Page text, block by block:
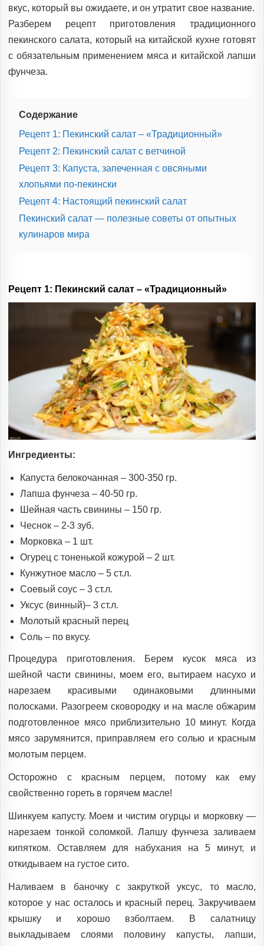
вкус, который вы ожидаете, и он утратит свое название.
Разберем рецепт приготовления традиционного
пекинского салата, который на китайской кухне готовят
с обязательным применением мяса и китайской лапши
фунчеза.
Содержание
Рецепт 1: Пекинский салат – «Традиционный»
Рецепт 2: Пекинский салат с ветчиной
Рецепт 3: Капуста, запеченная с овсяными
хлопьями по-пекински
Рецепт 4: Настоящий пекинский салат
Пекинский салат — полезные советы от опытных
кулинаров мира
Рецепт 1: Пекинский салат – «Традиционный»
Ингредиенты:
Капуста белокочанная – 300-350 гр.
Лапша фунчеза – 40-50 гр.
Шейная часть свинины – 150 гр.
Чеснок – 2-3 зуб.
Морковка – 1 шт.
Огурец с тоненькой кожурой – 2 шт.
Кунжутное масло – 5 ст.л.
Соевый соус – 3 ст.л.
Уксус (винный)– 3 ст.л.
Молотый красный перец
Соль – по вкусу.
Процедура приготовления. Берем кусок мяса из
шейной части свинины, моем его, вытираем насухо и
нарезаем красивыми одинаковыми длинными
полосками. Разогреем сковородку и на масле обжарим
подготовленное мясо приблизительно 10 минут. Когда
мясо зарумянится, приправляем его солью и красным
молотым перцем.
Осторожно с красным перцем, потому как ему
свойственно гореть в горячем масле!
Шинкуем капусту. Моем и чистим огурцы и морковку —
нарезаем тонкой соломкой. Лапшу фунчеза заливаем
кипятком. Оставляем для набухания на 5 минут, и
откидываем на густое сито.
Наливаем в баночку с закруткой уксус, то масло,
которое у нас осталось и красный перец. Закручиваем
крышку и хорошо взболтаем. В салатницу
выкладываем слоями половину капусты, лапши,